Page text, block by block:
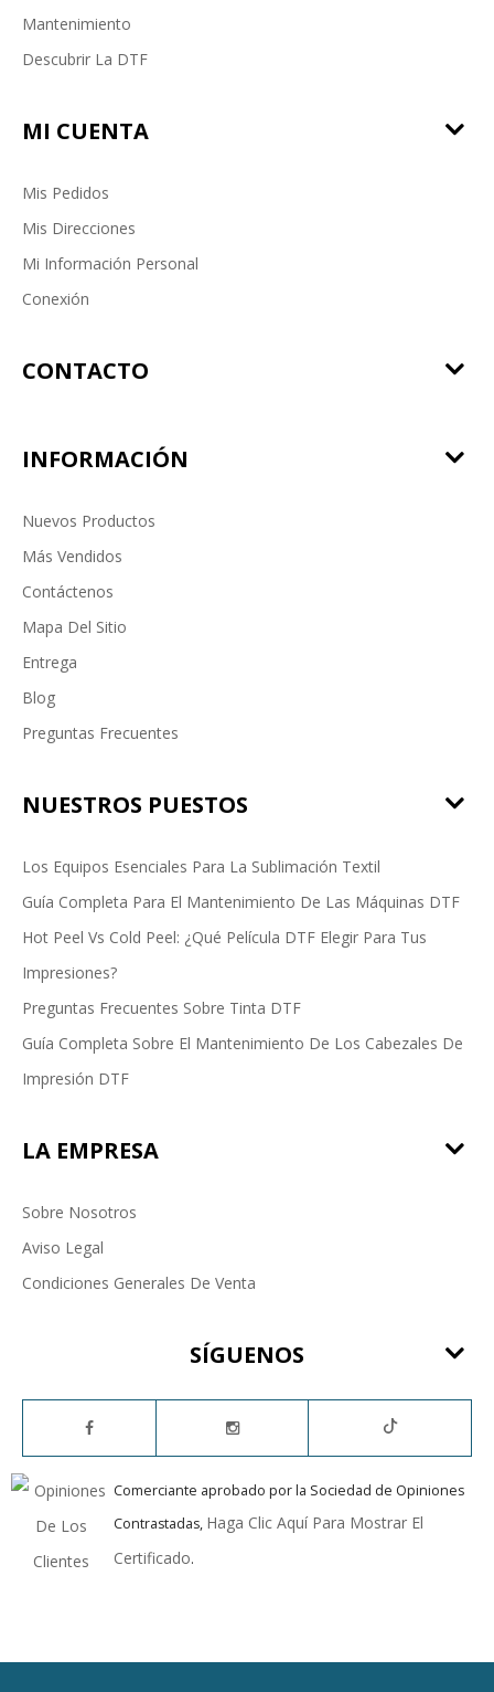
Mantenimiento
Descubrir La DTF
MI CUENTA
Mis Pedidos
Mis Direcciones
Mi Información Personal
Conexión
CONTACTO
INFORMACIÓN
Nuevos Productos
Más Vendidos
Contáctenos
Mapa Del Sitio
Entrega
Blog
Preguntas Frecuentes
NUESTROS PUESTOS
Los Equipos Esenciales Para La Sublimación Textil
Guía Completa Para El Mantenimiento De Las Máquinas DTF
Hot Peel Vs Cold Peel: ¿Qué Película DTF Elegir Para Tus
Impresiones?
Preguntas Frecuentes Sobre Tinta DTF
Guía Completa Sobre El Mantenimiento De Los Cabezales De
Impresión DTF
LA EMPRESA
Sobre Nosotros
Aviso Legal
Condiciones Generales De Venta
SÍGUENOS
Comerciante aprobado por la Sociedad de Opiniones
Contrastadas, Haga Clic Aquí Para Mostrar El
Certificado.